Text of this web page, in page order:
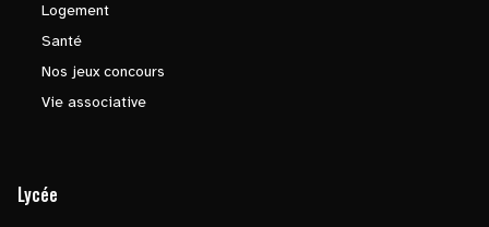
Logement
Santé
Nos jeux concours
Vie associative
Lycée